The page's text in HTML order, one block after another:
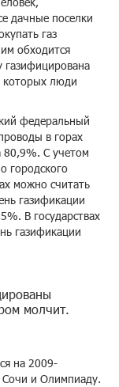
дачные поселки
газ
обходится
газифицирована
которых люди
федеральный
в горах
80,9%. С учетом
городского
можно считать
газификации
В государствах
газификации
молчит.
на 2009-
и Олимпиаду.